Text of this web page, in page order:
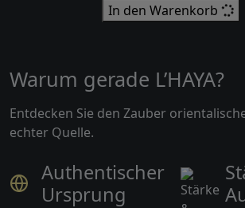
In den Warenkorb
Warum gerade L’HAYA?
Entdecken Sie den Zauber
echter Quelle.
Authentischer
Ursprung